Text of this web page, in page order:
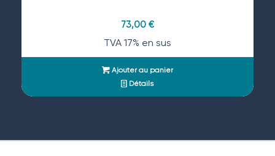
73,00 €
TVA 17% en sus
Ajouter au panier
Détails